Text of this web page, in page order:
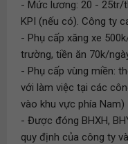
- Mức lương: 20 - 25tr/
KPI (nếu có). Công ty
- Phụ cấp xăng xe
trường, tiền ăn 70k/
- Phụ cấp vùng miền:
với làm việc tại các
vào khu vực phía Nam)
- Được đóng BHXH,
quy định của công ty